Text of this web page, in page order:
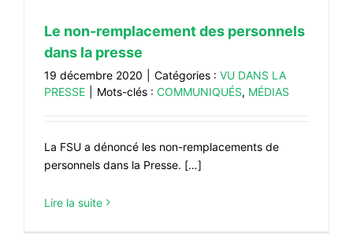
#COMMUNIQUÉS
Le non-remplacement des personnels
dans la presse
19 décembre 2020 Catégories : VU DANS LA
PRESSE
Mots-clés : COMMUNIQUÉS, MÉDIAS
La FSU a dénoncé les non-remplacements de
personnels dans la Presse. […]
Lire la suite